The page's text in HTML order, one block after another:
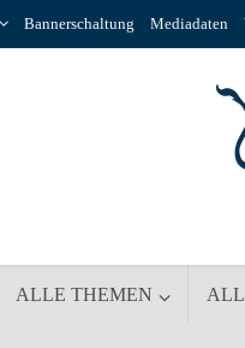
Bannerschaltung Mediadaten
ALLE THEMEN